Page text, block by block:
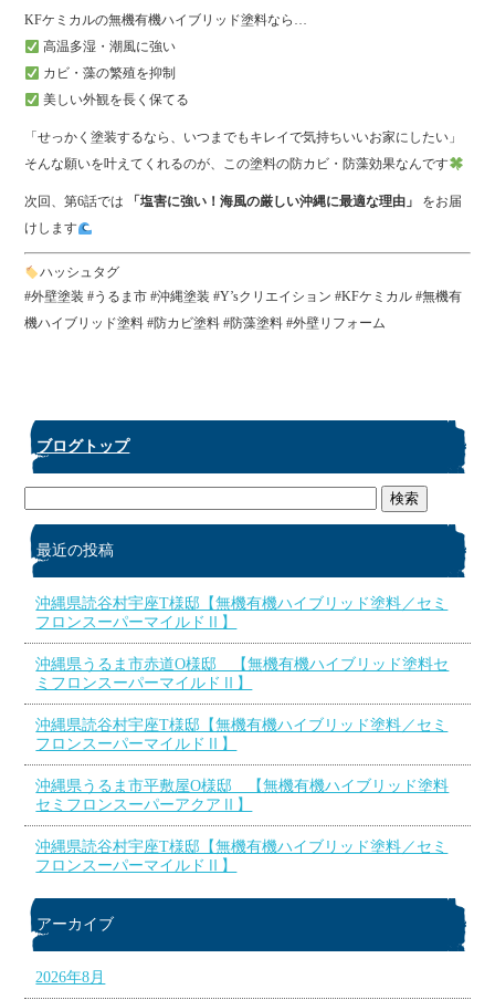
KFケミカルの無機有機ハイブリッド塗料なら…
高温多湿・潮風に強い
カビ・藻の繁殖を抑制
美しい外観を長く保てる
「せっかく塗装するなら、いつまでもキレイで気持ちいいお家にしたい」
そんな願いを叶えてくれるのが、この塗料の防カビ・防藻効果なんです
次回、第6話では 「塩害に強い！海風の厳しい沖縄に最適な理由」
をお届
けします
ハッシュタグ
#外壁塗装 #うるま市 #沖縄塗装 #Y’sクリエイション #KFケミカル #無機有
機ハイブリッド塗料 #防カビ塗料 #防藻塗料 #外壁リフォーム
ブログトップ
最近の投稿
沖縄県読谷村宇座T様邸【無機有機ハイブリッド塗料／セミ
フロンスーパーマイルドⅡ】
沖縄県うるま市赤道O様邸 【無機有機ハイブリッド塗料セ
ミフロンスーパーマイルドⅡ】
沖縄県読谷村宇座T様邸【無機有機ハイブリッド塗料／セミ
フロンスーパーマイルドⅡ】
沖縄県うるま市平敷屋O様邸 【無機有機ハイブリッド塗料
セミフロンスーパーアクアⅡ】
沖縄県読谷村宇座T様邸【無機有機ハイブリッド塗料／セミ
フロンスーパーマイルドⅡ】
アーカイブ
2026年8月